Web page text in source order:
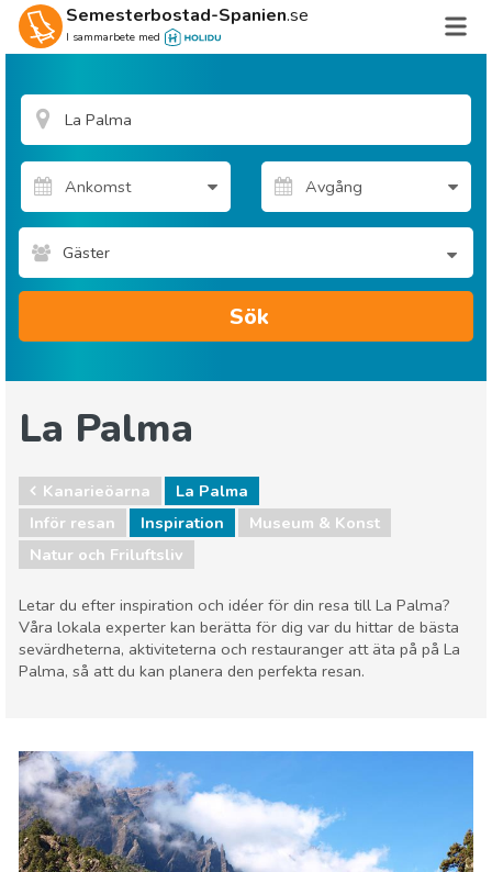
Semesterbostad-Spanien.se
I sammarbete med
Gäster
Sök
La Palma
Kanarieöarna
La Palma
Inför resan
Inspiration
Museum & Konst
Natur och Friluftsliv
Letar du efter inspiration och idéer för din resa till La Palma?
Våra lokala experter kan berätta för dig var du hittar de bästa
sevärdheterna, aktiviteterna och restauranger att äta på på La
Palma, så att du kan planera den perfekta resan.
Museum & Konst
Natur och Friluftsliv